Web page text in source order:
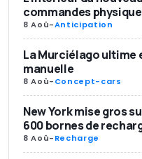
commandes
8 Aoû-Anticipation
La Murciélago ultime
manuelle
8 Aoû-Concept-cars
New York mise gros
600 bornes de
8 Aoû-Recharge